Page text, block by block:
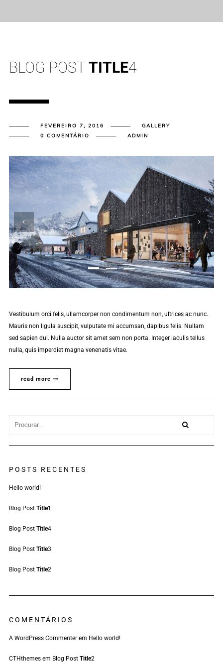
BLOG POSTTITLE4
FEVEREIRO 7, 2016
GALLERY
0 COMENTÁRIO
ADMIN
Vestibulum orci felis, ullamcorper non condimentum non, ultrices ac nunc.
Mauris non ligula suscipit, vulputate mi accumsan, dapibus felis. Nullam
sed sapien dui. Nulla auctor sit amet sem non porta. Integer iaculis tellus
nulla, quis imperdiet magna venenatis vitae.
read more
POSTS RECENTES
Hello world!
Blog Post Title1
Blog Post Title4
Blog Post Title3
Blog Post Title2
COMENTÁRIOS
A WordPress Commenterem Hello world!
CTHthemesem Blog Post Title2